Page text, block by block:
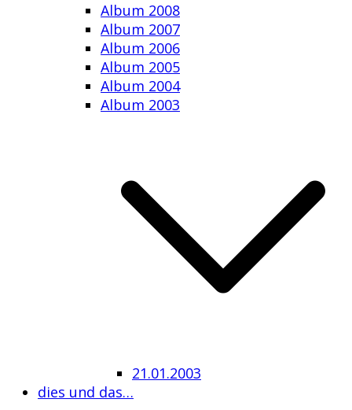
Album 2008
Album 2007
Album 2006
Album 2005
Album 2004
Album 2003
21.01.2003
dies und das…